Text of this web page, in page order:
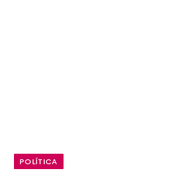
POLÍTICA